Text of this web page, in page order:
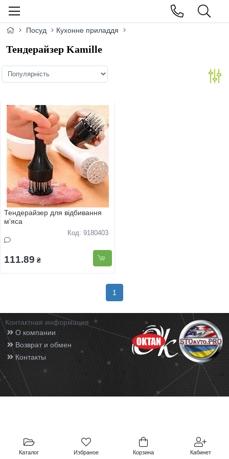
Каталог Избраное Корзина Кабинет
Посуд Кухонне приладдя
Тендерайзер Kamille
Тендерайзер для вiдбивання
м'яса
Код: 9180403
111.89 ₴
1
Контактная информация
О компании
Возврат и обмен
Контакты